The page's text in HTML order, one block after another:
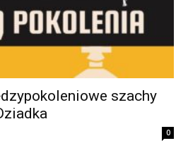
szachy
0